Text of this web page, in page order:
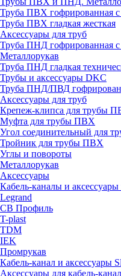
Труба ПВХ гофрированная
Труба ПВХ гладкая жесткая
Аксессуары для труб
Труба ПНД гофрированная с
Металлорукав
Труба ПНД гладкая
Трубы и аксессуары DKC
Труба ПНД/ПВД
Аксессуары для труб
Крепеж-клипса для трубы
Муфта для трубы ПВХ
Угол соединительный для
Тройник для трубы ПВХ
Углы и повороты
Металлорукав
Аксессуары
Кабель-каналы и
Legrand
СВ Профиль
T-plast
TDM
IEK
Промрукав
Кабель-канал и аксессуары
Аксессуары для кабель-